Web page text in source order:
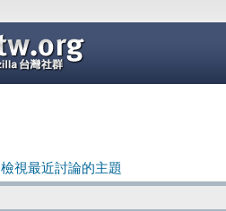
檢視最近討論的主題